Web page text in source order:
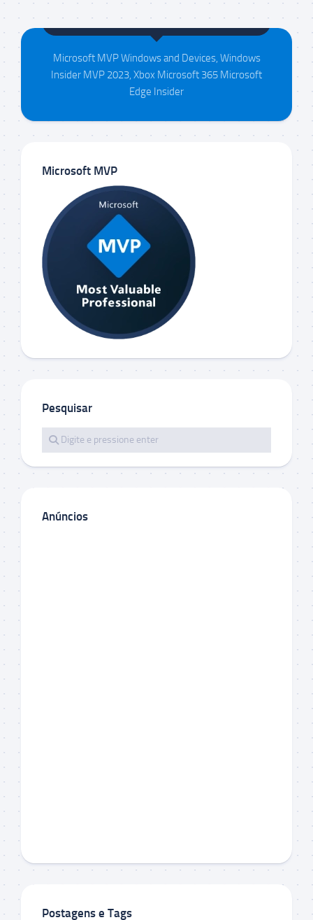
Maison da Silva
Microsoft MVP Windows and Devices, Windows
Insider MVP 2023, Xbox Microsoft 365 Microsoft
Edge Insider
Microsoft MVP
Pesquisar
Anúncios
Postagens e Tags